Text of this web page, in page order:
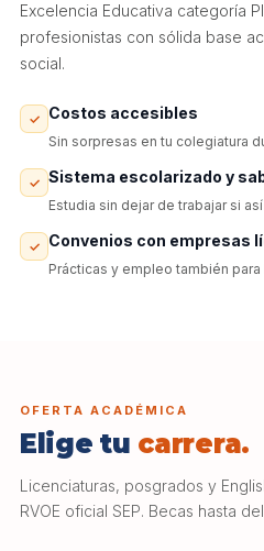
Excelencia Educativa categoría
profesionistas con sólida base
social.
✓ Costos accesibles
Sin sorpresas en tu colegiatura
✓ Sistema escolarizado y
Estudia sin dejar de trabajar si
✓ Convenios con empresas
Prácticas y empleo también
OFERTA ACADÉMICA
Elige tu carrera.
Licenciaturas, posgrados y
RVOE oficial SEP. Becas hasta